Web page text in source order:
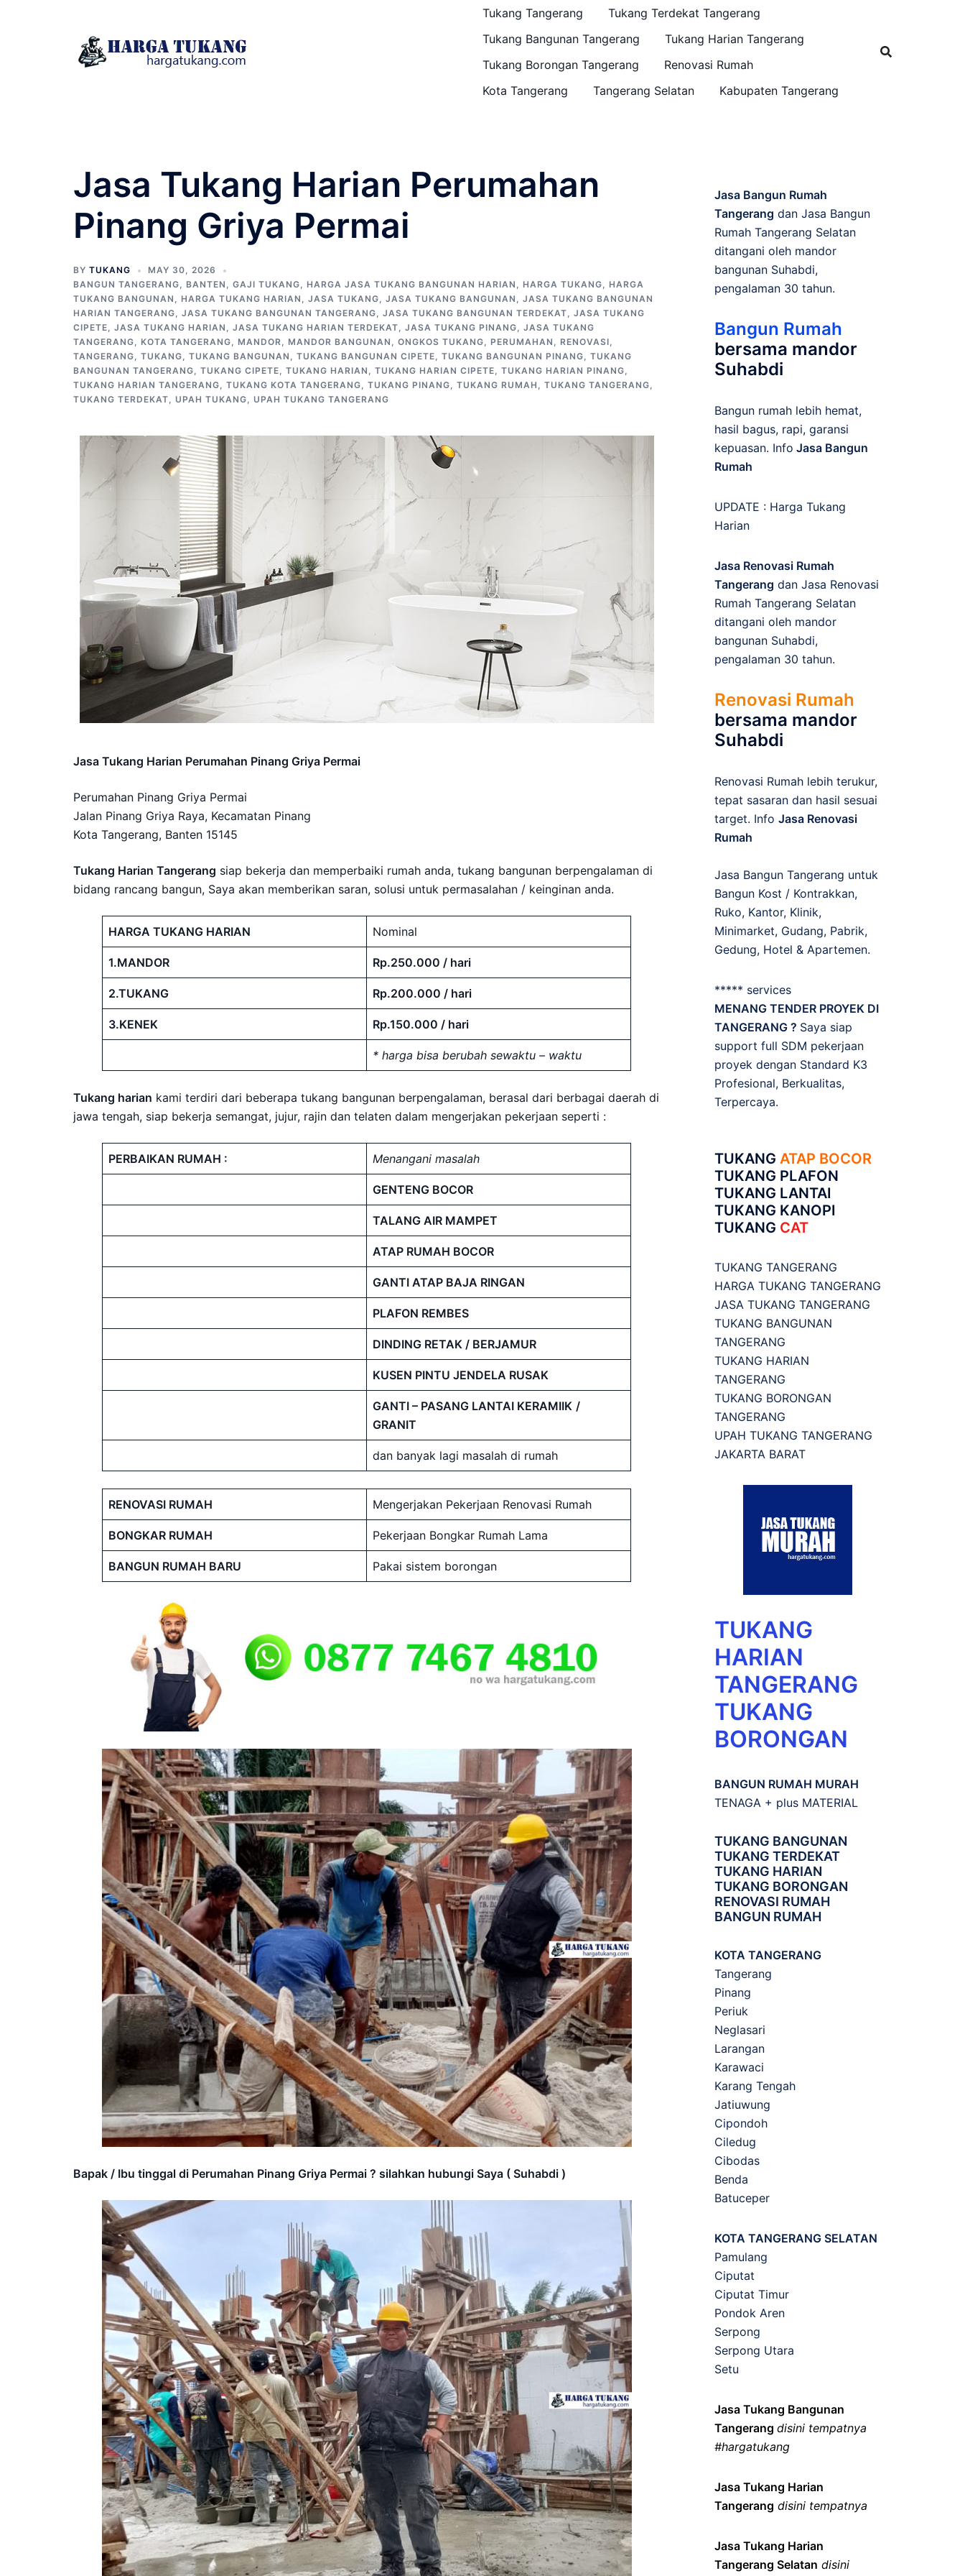
Tukang Tangerang
Tukang Terdekat Tangerang
Tukang Bangunan Tangerang
Tukang Harian Tangerang
Tukang Borongan Tangerang
Renovasi Rumah
Kota Tangerang
Tangerang Selatan Kabupaten Tangerang
Jasa Tukang Harian Perumahan
Pinang Griya Permai
BY TUKANG
MAY 30, 2026
BANGUN TANGERANG, BANTEN , GAJI TUKANG, HARGA JASA TUKANG BANGUNAN HARIAN , HARGA TUKANG, HARGA
TUKANG BANGUNAN , HARGA TUKANG HARIAN , JASA TUKANG, JASA TUKANG BANGUNAN , JASA TUKANG BANGUNAN
HARIAN TANGERANG, JASA TUKANG BANGUNAN TANGERANG, JASA TUKANG BANGUNAN TERDEKAT, JASA TUKANG
CIPETE, JASA TUKANG HARIAN , JASA TUKANG HARIAN TERDEKAT, JASA TUKANG PINANG, JASA TUKANG
TANGERANG, KOTA TANGERANG, MANDOR, MANDOR BANGUNAN , ONGKOS TUKANG, PERUMAHAN , RENOVASI,
TANGERANG, TUKANG, TUKANG BANGUNAN , TUKANG BANGUNAN CIPETE, TUKANG BANGUNAN PINANG, TUKANG
BANGUNAN TANGERANG, TUKANG CIPETE, TUKANG HARIAN , TUKANG HARIAN CIPETE, TUKANG HARIAN PINANG,
TUKANG HARIAN TANGERANG, TUKANG KOTA TANGERANG, TUKANG PINANG, TUKANG RUMAH , TUKANG TANGERANG,
TUKANG TERDEKAT, UPAH TUKANG, UPAH TUKANG TANGERANG
Jasa Tukang Harian Perumahan Pinang Griya Permai
Perumahan Pinang Griya Permai
Jalan Pinang Griya Raya, Kecamatan Pinang
Kota Tangerang, Banten 15145
Tukang Harian Tangerang siap bekerja dan memperbaiki rumah anda, tukang bangunan berpengalaman di
bidang rancang bangun, Saya akan memberikan saran, solusi untuk permasalahan / keinginan anda.
HARGA TUKANG HARIAN Nominal
1.MANDOR Rp.250.000 / hari
2.TUKANG Rp.200.000 / hari
3.KENEK Rp.150.000 / hari
* harga bisa berubah sewaktu – waktu
Tukang harian kami terdiri dari beberapa tukang bangunan berpengalaman, berasal dari berbagai daerah di
jawa tengah, siap bekerja semangat, jujur, rajin dan telaten dalam mengerjakan pekerjaan seperti :
PERBAIKAN RUMAH : Menangani masalah
GENTENG BOCOR
TALANG AIR MAMPET
ATAP RUMAH BOCOR
GANTI ATAP BAJA RINGAN
PLAFON REMBES
DINDING RETAK / BERJAMUR
KUSEN PINTU JENDELA RUSAK
GANTI – PASANG LANTAI KERAMIIK /
GRANIT
dan banyak lagi masalah di rumah
RENOVASI RUMAH Mengerjakan Pekerjaan Renovasi Rumah
BONGKAR RUMAH Pekerjaan Bongkar Rumah Lama
BANGUN RUMAH BARU Pakai sistem borongan
Bapak / Ibu tinggal di Perumahan Pinang Griya Permai ? silahkan hubungi Saya ( Suhabdi )
Jasa Bangun Rumah
Tangerang dan Jasa Bangun
Rumah Tangerang Selatan
ditangani oleh mandor
bangunan Suhabdi,
pengalaman 30 tahun.
Bangun Rumah
bersama mandor
Suhabdi
Bangun rumah lebih hemat,
hasil bagus, rapi, garansi
kepuasan. Info Jasa Bangun
Rumah
UPDATE : Harga Tukang
Harian
Jasa Renovasi Rumah
Tangerang dan Jasa Renovasi
Rumah Tangerang Selatan
ditangani oleh mandor
bangunan Suhabdi,
pengalaman 30 tahun.
Renovasi Rumah
bersama mandor
Suhabdi
Renovasi Rumah lebih terukur,
tepat sasaran dan hasil sesuai
target. Info Jasa Renovasi
Rumah
Jasa Bangun Tangerang untuk
Bangun Kost / Kontrakkan,
Ruko, Kantor, Klinik,
Minimarket, Gudang, Pabrik,
Gedung, Hotel & Apartemen.
***** services
MENANG TENDER PROYEK DI
TANGERANG ? Saya siap
support full SDM pekerjaan
proyek dengan Standard K3
Profesional, Berkualitas,
Terpercaya.
TUKANG ATAP BOCOR
TUKANG PLAFON
TUKANG LANTAI
TUKANG KANOPI
TUKANG CAT
TUKANG TANGERANG
HARGA TUKANG TANGERANG
JASA TUKANG TANGERANG
TUKANG BANGUNAN
TANGERANG
TUKANG HARIAN
TANGERANG
TUKANG BORONGAN
TANGERANG
UPAH TUKANG TANGERANG
JAKARTA BARAT
TUKANG
HARIAN
TANGERANG
TUKANG
BORONGAN
BANGUN RUMAH MURAH
TENAGA + plus MATERIAL
TUKANG BANGUNAN
TUKANG TERDEKAT
TUKANG HARIAN
TUKANG BORONGAN
RENOVASI RUMAH
BANGUN RUMAH
KOTA TANGERANG
Tangerang
Pinang
Periuk
Neglasari
Larangan
Karawaci
Karang Tengah
Jatiuwung
Cipondoh
Ciledug
Cibodas
Benda
Batuceper
KOTA TANGERANG SELATAN
Pamulang
Ciputat
Ciputat Timur
Pondok Aren
Serpong
Serpong Utara
Setu
Jasa Tukang Bangunan
Tangerang disini tempatnya
#hargatukang
Jasa Tukang Harian
Tangerang disini tempatnya
Jasa Tukang Harian
Tangerang Selatan disini